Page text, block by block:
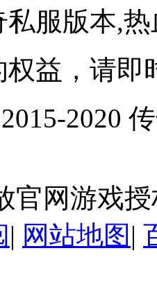
服版本,
益，请即
2020
官网游戏
| 网站地图 |